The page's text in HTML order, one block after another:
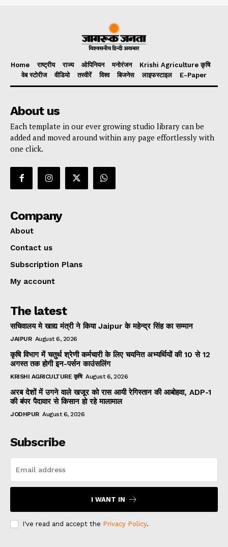
Home राष्ट्रीय राज्य ओपिनियन मनोरंजन
Krishi Agriculture कृषि
वेब स्टोरीज
वीडियो तस्वीरें विश्व बिजनेस लाइफस्टाइल E-Paper
About us
Each template in our ever growing studio library can be
added and moved around within any page effortlessly with
one click.
Company
About
Contact us
Subscription Plans
My account
The latest
सचिवालय मे खाद्य मंत्री ने किया Jaipur के महेन्द्र सिंह का सम्मान
JAIPUR August 6, 2026
कृषि विभाग में चतुर्थ श्रेणी कर्मचारी के लिए चयनित अभ्यर्थियों की 10 से 12
अगस्त तक होगी इन-पर्सन काउंसलिंग
KRISHI AGRICULTURE कृषि August 6, 2026
अरब देशों में उगने वाले खजूर को रास आयी रेगिस्तान की आबोहवा, ADP-1
की बंपर पैदावार से किसान हो रहे मालामाल
JODHPUR August 6, 2026
Subscribe
I WANT IN
I've read and accept the Privacy Policy.